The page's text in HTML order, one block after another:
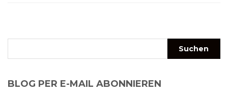
BLOG PER E-MAIL ABONNIEREN